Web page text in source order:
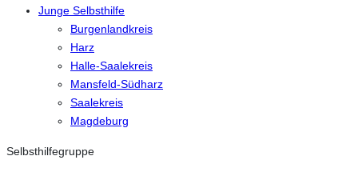
Junge Selbsthilfe
Burgenlandkreis
Harz
Halle-Saalekreis
Mansfeld-Südharz
Saalekreis
Magdeburg
Selbsthilfegruppe